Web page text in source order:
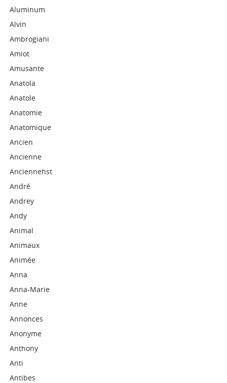
Aluminum
Alvin
Ambrogiani
Amiot
Amusante
Anatola
Anatole
Anatomie
Anatomique
Ancien
Ancienne
Anciennehst
André
Andrey
Andy
Animal
Animaux
Animée
Anna
Anna-Marie
Anne
Annonces
Anonyme
Anthony
Anti
Antibes